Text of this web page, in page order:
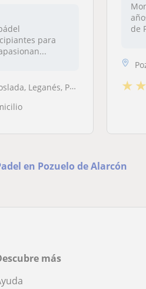
para
Pozuelo de Alarcón
de
★★
en Pozuelo de Alarcón
más